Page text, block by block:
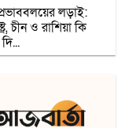
লড়াই:
চীন ও রাশিয়া কি